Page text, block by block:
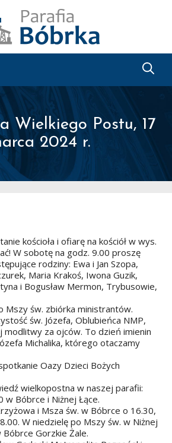
Wielkiego Postu, 17
2024 r.
kościoła i ofiarę na kościół w wys.
W sobotę na godz. 9.00 proszę
rodziny: Ewa i Jan Szopa,
Maria Krakoś, Iwona Guzik,
i Bogusław Mermon, Trybusowie,
Mszy św. zbiórka ministrantów.
św. Józefa, Oblubieńca NMP,
modlitwy za ojców. To dzień imienin
Michalika, którego otaczamy
Oazy Dzieci Bożych
wielkopostna w naszej parafii:
w Bóbrce i Niżnej Łące.
i Msza św. w Bóbrce o 16.30,
W niedzielę po Mszy św. w Niżnej
Bóbrce Gorzkie Żale.